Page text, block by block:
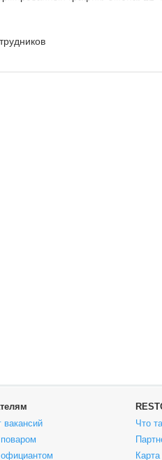
вакансий
Что